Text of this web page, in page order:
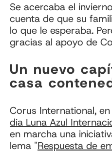
Se acercaba el
cuenta de que su
lo que le esperaba.
gracias al apoyo de
Un nuevo
casa
Corus International,
dia Luna Azul
en marcha una
lema "Respuesta de